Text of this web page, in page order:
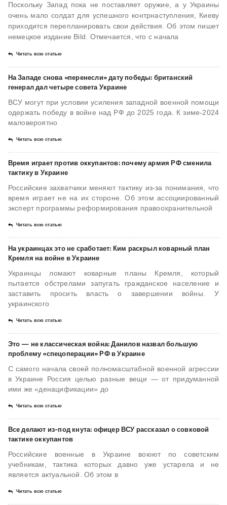
Поскольку Запад пока не поставляет оружие, а у Украины
очень мало солдат для успешного контрнаступления, Киеву
приходится перепланировать свои действия. Об этом пишет
немецкое издание Bild. Отмечается, что с начала
Читать всю статью
На Западе снова «перенесли» дату победы: британский
генерал дал четыре совета Украине
ВСУ могут при условии усиления западной военной помощи
одержать победу в войне над РФ до 2025 года. К зиме-2024
маловероятно
Читать всю статью
Время играет против оккупантов: почему армия РФ сменила
тактику в Украине
Российские захватчики меняют тактику из-за понимания, что
время играет не на их стороне. Об этом ассоциированный
эксперт программы реформирования правоохранительной
Читать всю статью
На украинцах это не сработает: Ким раскрыл коварный план
Кремля на войне в Украине
Украинцы ломают коварные планы Кремля, который
пытается обстрелами запугать гражданское население и
заставить просить власть о завершении войны. У
украинского
Читать всю статью
Это — не классическая война: Данилов назвал большую
проблему «спецоперации» РФ в Украине
С самого начала своей полномасштабной военной агрессии
в Украине Россия целью разные вещи — от придуманной
ими же «денацификации» до
Читать всю статью
​Все делают из-под кнута: офицер ВСУ рассказал о совковой
тактике оккупантов
Российские военные в Украине воюют по советским
учебникам, тактика которых давно уже устарела и не
является актуальной. Об этом в
Читать всю статью